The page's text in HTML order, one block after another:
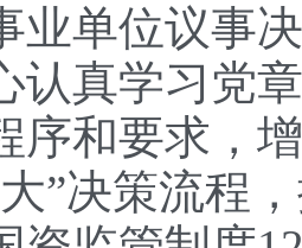
业单位议事
认真学习党
序和要求，
”决策流程